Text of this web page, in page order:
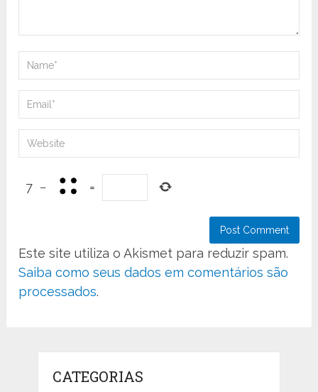
7 − =
Este site utiliza o Akismet para reduzir spam.
Saiba como seus dados em comentários são
processados.
CATEGORIAS